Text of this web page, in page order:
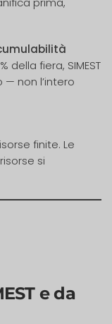
della fiera, SIMEST
— non l’intero
finite. Le
si
e da